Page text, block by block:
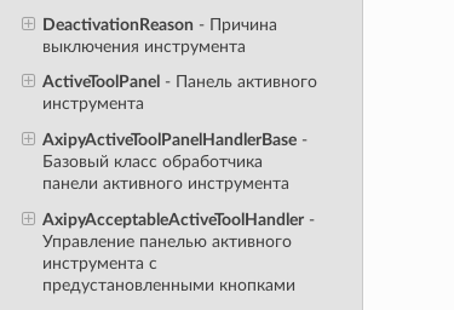
DeactivationReason - Причина
выключения инструмента
ActiveToolPanel - Панель активного
инструмента
AxipyActiveToolPanelHandlerBase-
Базовый класс обработчика
панели активного инструмента
AxipyAcceptableActiveToolHandler-
Управление панелью активного
инструмента с
предустановленными кнопками